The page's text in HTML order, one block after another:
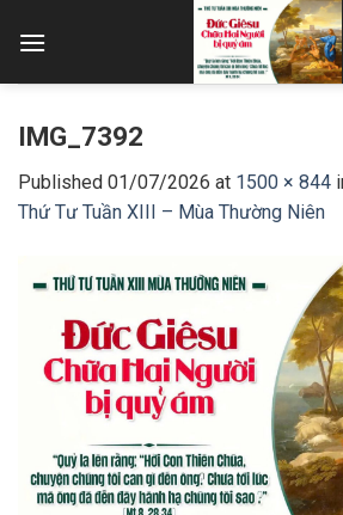
IMG_7392
Published 01/07/2026 at 1500 × 844
Thứ Tư Tuần XIII – Mùa Thường Niên